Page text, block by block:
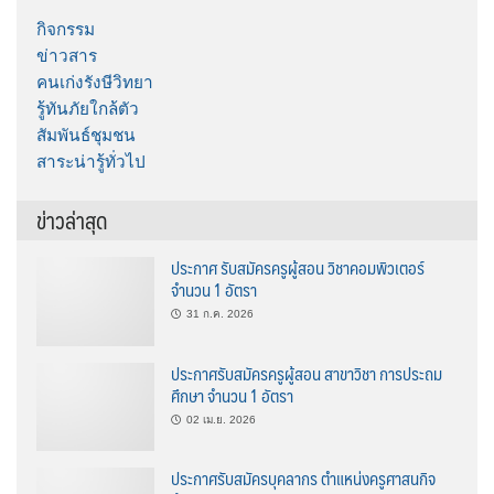
กิจกรรม
ข่าวสาร
คนเก่งรังษีวิทยา
รู้ทันภัยใกล้ตัว
สัมพันธ์ชุมชน
สาระน่ารู้ทั่วไป
ข่าวล่าสุด
ประกาศ รับสมัครครูผู้สอน วิชาคอมพิวเตอร์
จำนวน 1 อัตรา
31 ก.ค. 2026
ประกาศรับสมัครครูผู้สอน สาขาวิชา การประถม
ศึกษา จำนวน 1 อัตรา
02 เม.ย. 2026
ประกาศรับสมัครบุคลากร ตำแหน่งครูศาสนกิจ